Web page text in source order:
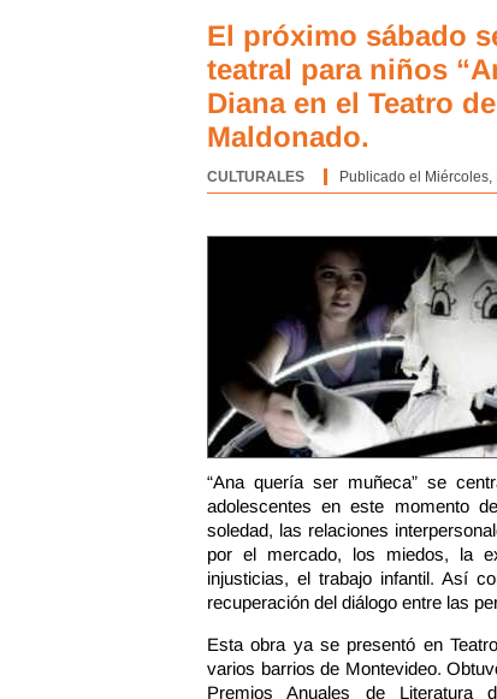
El próximo sábado
teatral para niños
Diana en el Teatro
Maldonado.
CULTURALES Publicado el
“Ana quería ser muñeca” se
adolescentes en este momento
soledad, las relaciones
por el mercado, los miedos, la
injusticias, el trabajo infantil. Así
recuperación del diálogo entre las
Esta obra ya se presentó en
varios barrios de Montevideo.
Premios Anuales de